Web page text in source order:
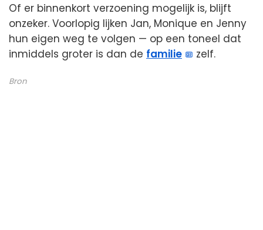
Of er binnenkort verzoening mogelijk is, blijft
onzeker. Voorlopig lijken Jan, Monique en Jenny
hun eigen weg te volgen — op een toneel dat
inmiddels groter is dan de familie zelf.
Bron